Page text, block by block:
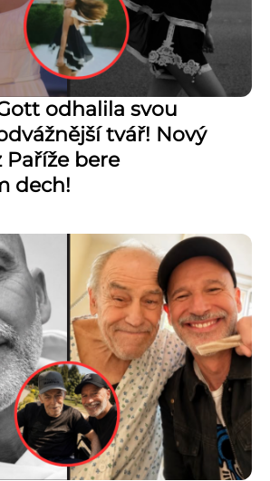
odhalila svou
tvář! Nový
bere
dech!